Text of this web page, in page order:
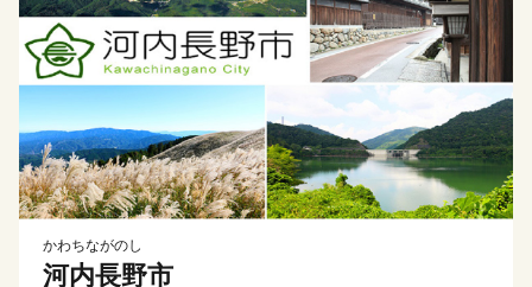
かわちながのし
河内長野市